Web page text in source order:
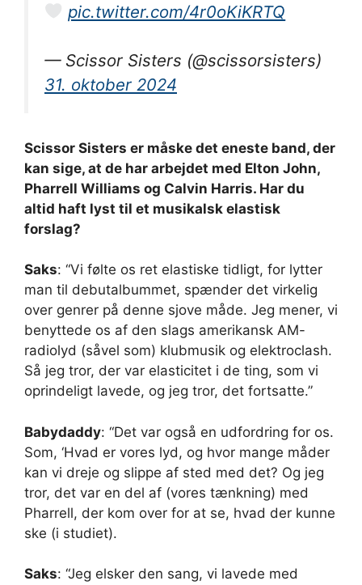
pic.twitter.com/4r0oKiKRTQ
— Scissor Sisters (@scissorsisters)
31. oktober 2024
Scissor Sisters er måske det eneste band, der
kan sige, at de har arbejdet med Elton John,
Pharrell Williams og Calvin Harris. Har du
altid haft lyst til et musikalsk elastisk
forslag?
Saks: “Vi følte os ret elastiske tidligt, for lytter
man til debutalbummet, spænder det virkelig
over genrer på denne sjove måde. Jeg mener, vi
benyttede os af den slags amerikansk AM-
radiolyd (såvel som) klubmusik og elektroclash.
Så jeg tror, ​​der var elasticitet i de ting, som vi
oprindeligt lavede, og jeg tror, ​​det fortsatte.”
Babydaddy: “Det var også en udfordring for os.
Som, ‘Hvad er vores lyd, og hvor mange måder
kan vi dreje og slippe af sted med det? Og jeg
tror, ​​det var en del af (vores tænkning) med
Pharrell, der kom over for at se, hvad der kunne
ske (i studiet).
Saks: “Jeg elsker den sang, vi lavede med